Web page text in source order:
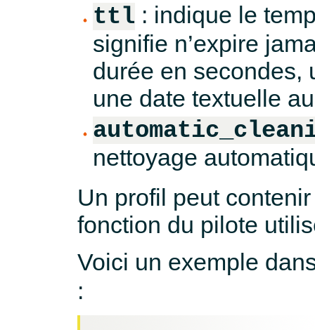
ttl : indique le
signifie n’expire
durée en secondes,
une date textuelle
nettoyage
Un profil peut
fonction du pilote
Voici un exemple
: